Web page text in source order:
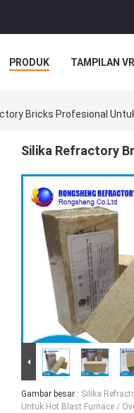
PRODUK TAMPILAN VR
Bricks Profesional
Silika Refractory
Gambar besar : Silika
Untuk Hot Blast Furnace /